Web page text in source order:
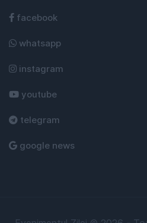
facebook
whatsapp
instagram
youtube
telegram
google news